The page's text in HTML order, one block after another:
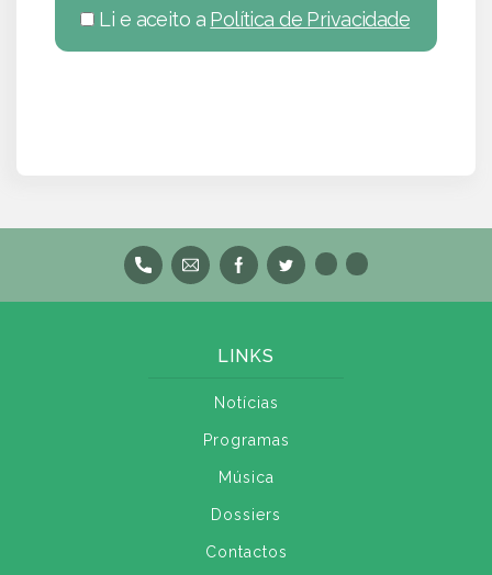
Li e aceito a Política de Privacidade
LINKS
Notícias
Programas
Música
Dossiers
Contactos